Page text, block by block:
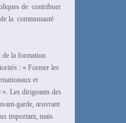
de contribuer
la communauté
de la formation
: « Former les
et
Les dirigeants des
garde, œuvrant
important, mais